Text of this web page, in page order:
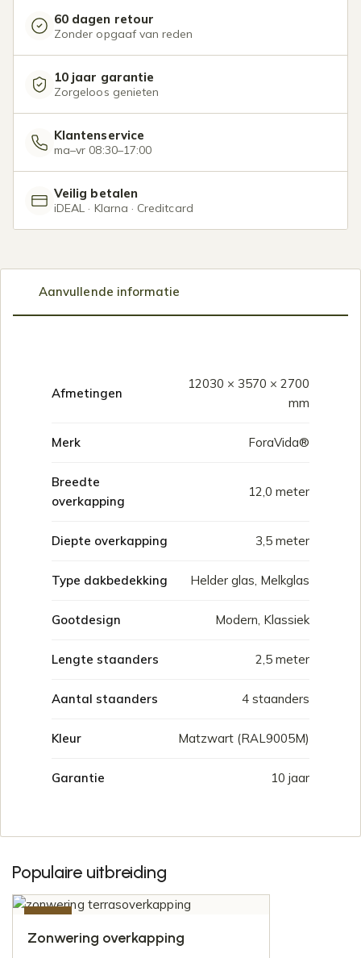
60 dagen retour
Zonder opgaaf van reden
10 jaar garantie
Zorgeloos genieten
Klantenservice
ma–vr 08:30–17:00
Veilig betalen
iDEAL · Klarna · Creditcard
Aanvullende informatie
Afmetingen
12030 × 3570 × 2700
mm
Merk ForaVida®
Breedte
overkapping
12,0 meter
Diepte overkapping 3,5 meter
Type dakbedekking Helder glas, Melkglas
Gootdesign Modern, Klassiek
Lengte staanders 2,5 meter
Aantal staanders 4 staanders
Kleur Matzwart (RAL9005M)
Garantie 10 jaar
Populaire uitbreiding
Zonwering overkapping